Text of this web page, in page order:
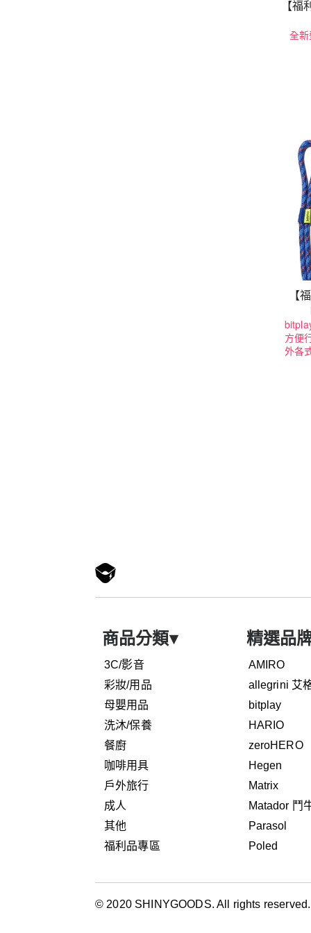
【
全
【
方便
外各
商品分類▾
3C/影音
彩妝/用品
母嬰用品
洗沐/保養
餐廚
咖啡用具
戶外旅行
成人
其他
福利品專區
精選品
AMIRO
allegrini 艾
bitplay
HARIO
zeroHERO
Hegen
Matrix
Matador 鬥
Parasol
Poled
© 2020 SHINYGOODS. All rights reserved.